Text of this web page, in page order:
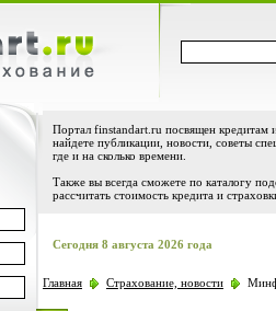
Портал finstandart.ru посвящен кредитам
найдете публикации, новости, советы
где и на сколько времени.
Также вы всегда сможете по каталогу
рассчитать стоимость кредита и
Сегодня 8 августа 2026 года
Главная Страхование, новости